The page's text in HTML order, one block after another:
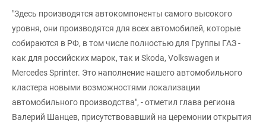
"Здесь производятся автокомпоненты самого высокого
уровня, они производятся для всех автомобилей, которые
собираются в РФ, в том числе полностью для Группы ГАЗ -
как для российских марок, так и Skoda, Volkswagen и
Mercedes Sprinter. Это наполнение нашего автомобильного
кластера новыми возможностями локализации
автомобильного производства", - отметил глава региона
Валерий Шанцев, присутствовавший на церемонии открытия